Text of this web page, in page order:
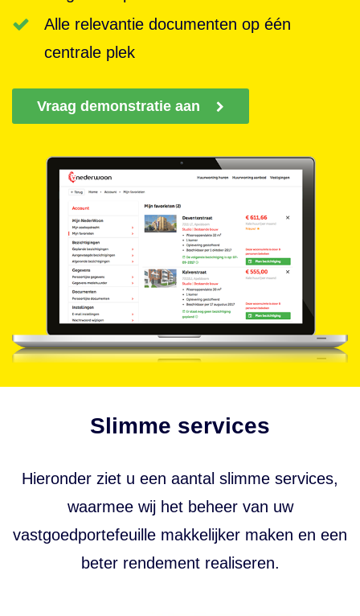
Alle relevantie documenten op één
centrale plek
Vraag demonstratie aan
Slimme services
Hieronder ziet u een aantal slimme services,
waarmee wij het beheer van uw
vastgoedportefeuille makkelijker maken en een
beter rendement realiseren.